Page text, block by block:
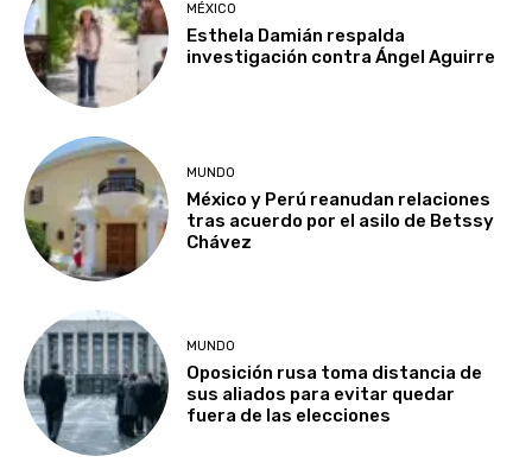
MÉXICO
Esthela Damián respalda
investigación contra Ángel Aguirre
MUNDO
México y Perú reanudan relaciones
tras acuerdo por el asilo de Betssy
Chávez
MUNDO
Oposición rusa toma distancia de
sus aliados para evitar quedar
fuera de las elecciones